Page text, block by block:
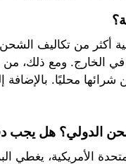
أكثر من تكاليف
الخارج. ومع ذلك، من
محليًا. بالإضافة
الدولي؟ هل يجب
الأمريكية،